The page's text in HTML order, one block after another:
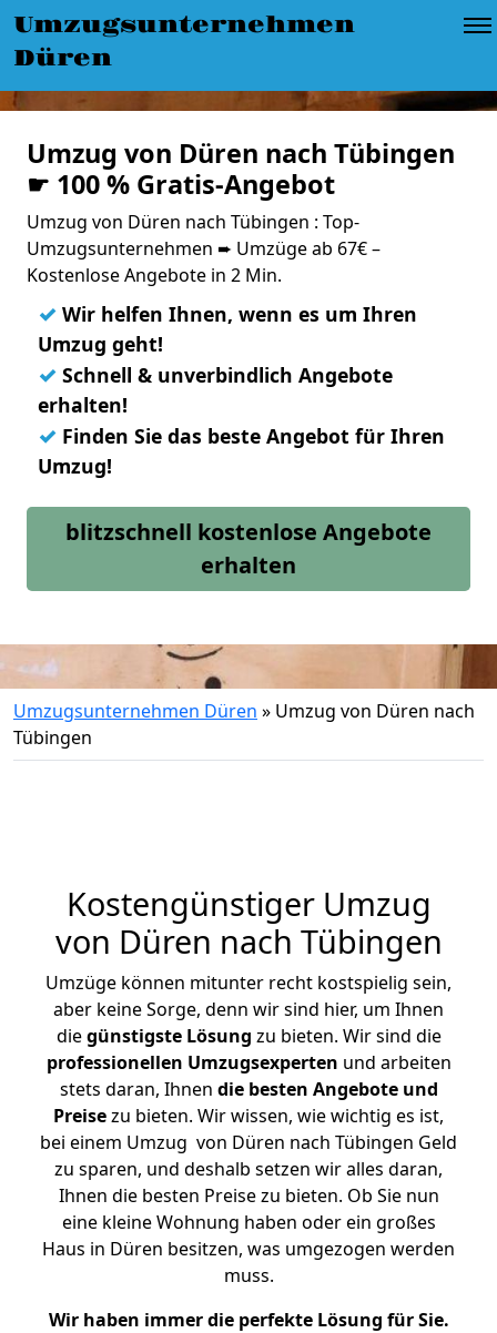
Umzugsunternehmen
Düren
Umzug von Düren nach Tübingen
☛ 100 % Gratis-Angebot
Umzug von Düren nach Tübingen : Top-
Umzugsunternehmen ➨ Umzüge ab 67€ –
Kostenlose Angebote in 2 Min.
✓ Wir helfen Ihnen, wenn es um Ihren
Umzug geht!
✓ Schnell & unverbindlich Angebote
erhalten!
✓ Finden Sie das beste Angebot für Ihren
Umzug!
blitzschnell kostenlose Angebote
erhalten
Umzugsunternehmen Düren » Umzug von Düren nach
Tübingen
Kostengünstiger Umzug
von Düren nach Tübingen
Umzüge können mitunter recht kostspielig sein,
aber keine Sorge, denn wir sind hier, um Ihnen
diegünstigste Lösung zu bieten. Wir sind die
professionellen Umzugsexperten und arbeiten
stets daran, Ihnen die besten Angebote und
Preisezu bieten. Wir wissen, wie wichtig es ist,
bei einem Umzug von Düren nach Tübingen Geld
zu sparen, und deshalb setzen wir alles daran,
Ihnen die besten Preise zu bieten. Ob Sie nun
eine kleine Wohnung haben oder ein großes
Haus in Düren besitzen, was umgezogen werden
muss.
Wir haben immer die perfekte Lösung für Sie.